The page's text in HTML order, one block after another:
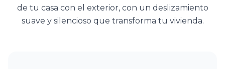
de tu casa con el exterior, con un deslizamiento
suave y silencioso que transforma tu vivienda.